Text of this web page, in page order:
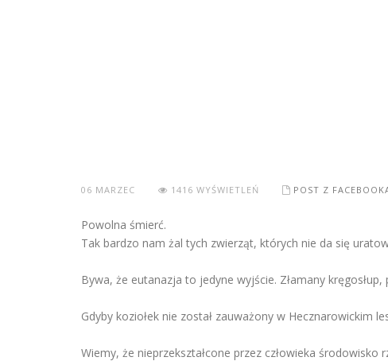
06 MARZEC 1416 WYŚWIETLEŃ POST Z
Powolna śmierć.
Tak bardzo nam żal tych zwierząt, których nie da się
Bywa, że eutanazja to jedyne wyjście. Złamany
Gdyby koziołek nie został zauważony w Hecznarowickim
Wiemy, że nieprzekształcone przez człowieka